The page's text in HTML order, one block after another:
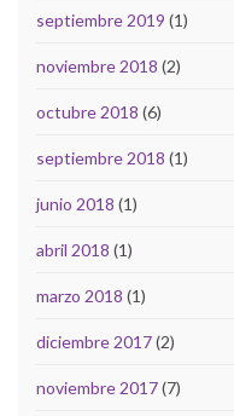
septiembre 2019 (1)
noviembre 2018 (2)
octubre 2018 (6)
septiembre 2018 (1)
junio 2018 (1)
abril 2018 (1)
marzo 2018 (1)
diciembre 2017(2)
noviembre 2017(7)